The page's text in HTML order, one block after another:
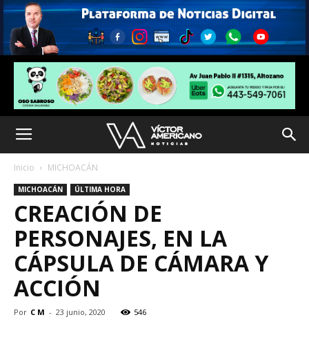
Inicio MICHOACÁN
MICHOACÁN ÚLTIMA HORA
CREACIÓN DE
PERSONAJES, EN LA
CÁPSULA DE CÁMARA Y
ACCIÓN
Por C M - 23 junio, 2020 546